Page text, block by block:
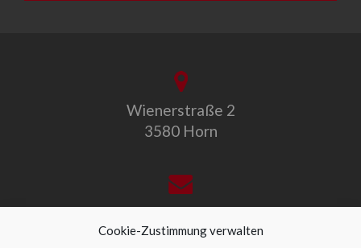
Cookie-Zustimmung verwalten
Wienerstraße 2
3580 Horn
office@allegro-vivo.at